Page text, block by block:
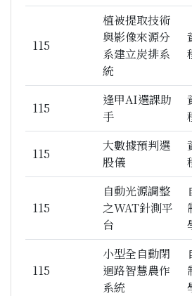
115
植被提取技術
與影像來源分
系建立炭排系
統
115
逢甲AI選課助
手
115
大數據預判選
股儀
115
自動光源調整
之WAT針測平
台
115
小型全自動閉
迴路智慧農作
系統